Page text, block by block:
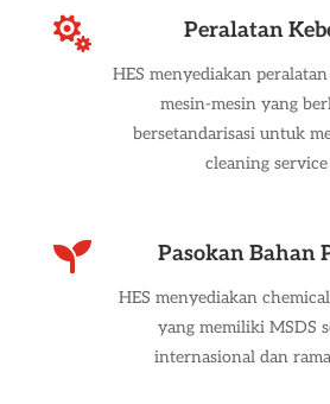
 Peralatan
HES menyediakan
mesin-mesin yang
bersetandarisasi untuk
cleaning
 Pasokan Bahan
HES menyediakan
yang memiliki MSDS
internasional dan